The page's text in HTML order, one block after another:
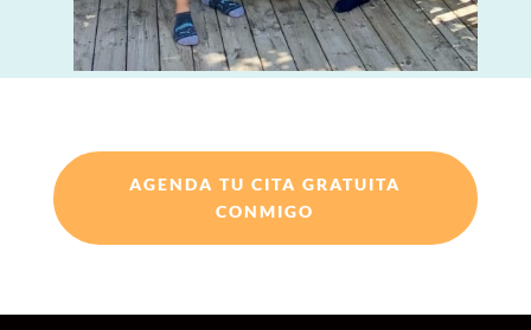
AGENDA TU CITA GRATUITA
CONMIGO